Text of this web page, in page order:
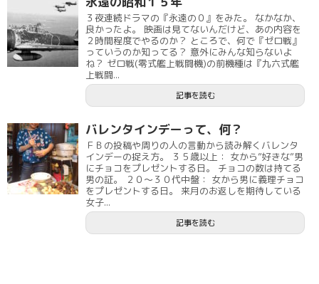
３夜連続ドラマの『永遠の０』をみた。 なかなか、
良かったよ。 映画は見てないんだけど、あの内容を
２時間程度でやるのか？ ところで、何で『ゼロ戦』
っていうのか知ってる？ 意外にみんな知らないよ
ね？ ゼロ戦(零式艦上戦闘機)の前機種は『九六式艦
上戦闘...
記事を読む
バレンタインデーって、何？
ＦＢの投稿や周りの人の言動から読み解くバレンタ
インデーの捉え方。 ３５歳以上： 女から”好きな”男
にチョコをプレゼントする日。 チョコの数は持てる
男の証。 ２０～３０代中盤： 女から男に義理チョコ
をプレゼントする日。 来月のお返しを期待している
女子...
記事を読む